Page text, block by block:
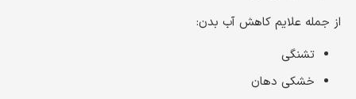
از جمله علایم کاهش آب بدن:
تشنگی
خشکی دهان